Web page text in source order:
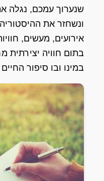
שנערוך עמכם, נגלה
ונשחזר את
אירועים, מעשים,
בתום חוויה יצירתית
במינו ובו סיפור